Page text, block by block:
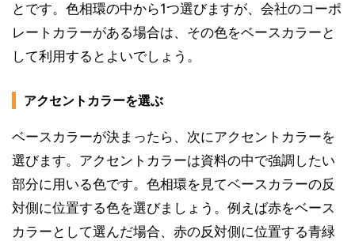
とです。色相環の中から1つ選びますが、会社のコーポ
レートカラーがある場合は、その色をベースカラーと
して利用するとよいでしょう。
アクセントカラーを選ぶ
ベースカラーが決まったら、次にアクセントカラーを
選びます。アクセントカラーは資料の中で強調したい
部分に用いる色です。色相環を見てベースカラーの反
対側に位置する色を選びましょう。例えば赤をベース
カラーとして選んだ場合、赤の反対側に位置する青緑